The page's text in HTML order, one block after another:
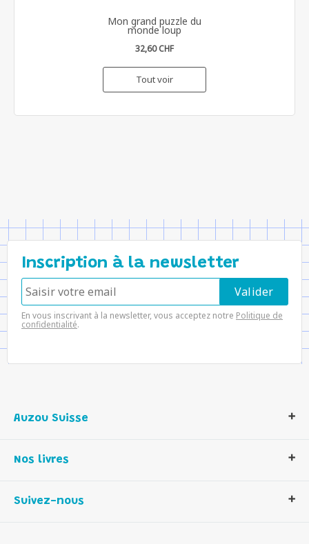
Mon grand puzzle du
monde loup
32,60 CHF
Tout voir
Inscription à la newsletter
En vous inscrivant à la newsletter, vous acceptez notre Politique de
confidentialité.
Auzou Suisse
Notre histoire
Contactez-nous
Nos livres
Livres enfants
Suivez-nous